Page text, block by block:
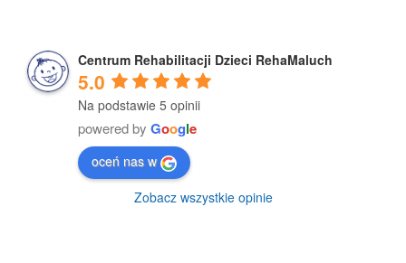
Centrum Rehabilitacji Dzieci RehaMaluch
5.0
Na podstawie 5 opinii
powered by Google
oceń nas w
Zobacz wszystkie opinie